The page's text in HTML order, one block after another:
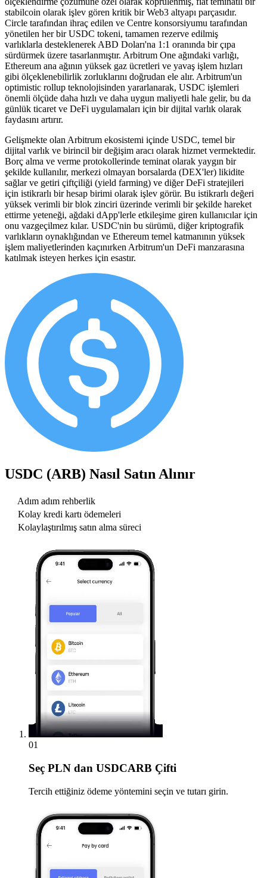
stabilcoin olarak işlev gören kritik bir Web3 altyapı parçasıdır.
Circle tarafından ihraç edilen ve Centre konsorsiyumu tarafından
yönetilen her bir USDC tokeni, tamamen rezerve edilmiş
varlıklarla desteklenerek ABD Doları'na 1:1 oranında bir çıpa
sürdürmek üzere tasarlanmıştır. Arbitrum One ağındaki varlığı,
Ethereum ana ağının yüksek gaz ücretleri ve yavaş işlem hızları
gibi ölçeklenebilirlik zorluklarını doğrudan ele alır. Arbitrum'un
optimistic rollup teknolojisinden yararlanarak, USDC işlemleri
önemli ölçüde daha hızlı ve daha uygun maliyetli hale gelir, bu da
günlük ticaret ve DeFi uygulamaları için bir dijital varlık olarak
faydasını artırır.
Gelişmekte olan Arbitrum ekosistemi içinde USDC, temel bir
dijital varlık ve birincil bir değişim aracı olarak hizmet vermektedir.
Borç alma ve verme protokollerinde teminat olarak yaygın bir
şekilde kullanılır, merkezi olmayan borsalarda (DEX'ler) likidite
sağlar ve getiri çiftçiliği (yield farming) ve diğer DeFi stratejileri
için istikrarlı bir hesap birimi olarak işlev görür. Bu istikrarlı değeri
yüksek verimli bir blok zinciri üzerinde verimli bir şekilde hareket
ettirme yeteneği, ağdaki dApp'lerle etkileşime giren kullanıcılar için
onu vazgeçilmez kılar. USDC'nin bu sürümü, diğer kriptografik
varlıkların oynaklığından ve Ethereum temel katmanının yüksek
işlem maliyetlerinden kaçınırken Arbitrum'un DeFi manzarasına
katılmak isteyen herkes için esastır.
USDC (ARB) Nasıl Satın Alınır
Adım adım rehberlik
Kolay kredi kartı ödemeleri
Kolaylaştırılmış satın alma süreci
01
Seç PLN dan USDCARB Çifti
Tercih ettiğiniz ödeme yöntemini seçin ve tutarı girin.